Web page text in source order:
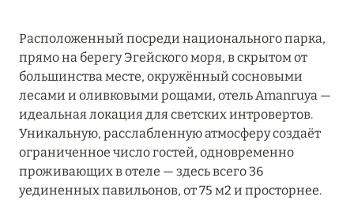
ЗАБРОНИРУЙТЕ FOUR SEASONS RESORT
DUBAI AT JUMEIRAH BEACH ПО ЛУЧШИМ
ЦЕНАМ
Подробнее
Расположенный посреди национального парка,
прямо на берегу Эгейского моря, в скрытом от
большинства месте, окружённый сосновыми
лесами и оливковыми рощами, отель Amanruya —
идеальная локация для светских интровертов.
Уникальную, расслабленную атмосферу создаёт
ограниченное число гостей, одновременно
проживающих в отеле — здесь всего 36
уединенных павильонов, от 75 м2 и просторнее.